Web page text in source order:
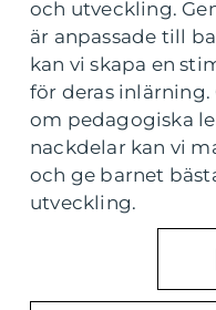
och utveckling.
är anpassade till
kan vi skapa en
för deras
om pedagogiska
nackdelar kan vi
och ge barnet
utveckling.